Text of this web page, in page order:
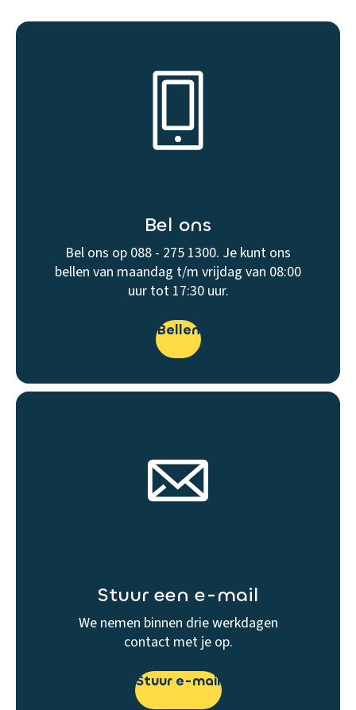
Bel ons
Bel ons op 088 - 275 1300. Je kunt ons
bellen van maandag t/m vrijdag van 08:00
uur tot 17:30 uur.
Bellen
Stuur een e-mail
We nemen binnen drie werkdagen
contact met je op.
Stuur e-mail